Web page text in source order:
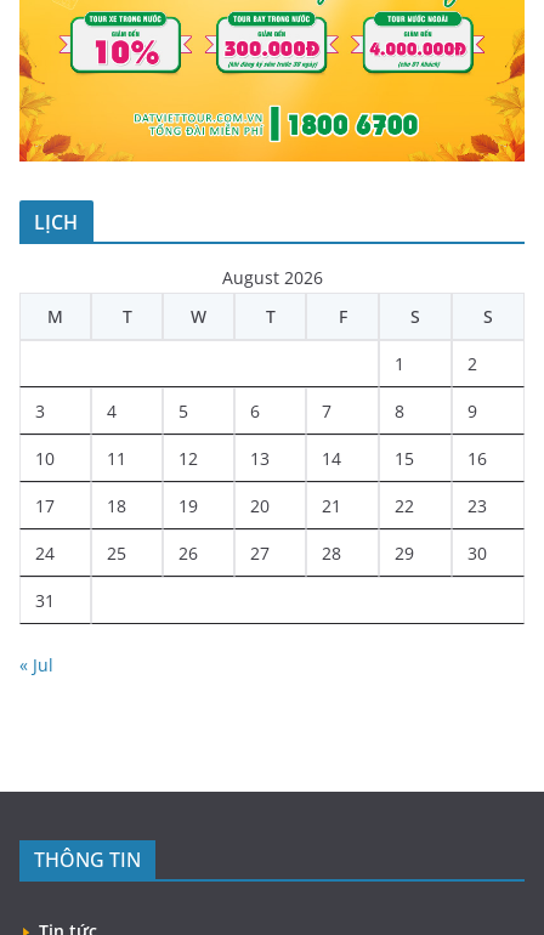
LỊCH
August 2026
M
T W T F S S
1 2
3 4 5 6 7 8 9
10 11 12 13 14 15 16
17 18 19 20 21 22 23
24 25 26 27 28 29 30
31
« Jul
THÔNG TIN